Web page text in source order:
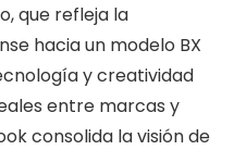
que refleja la
hacia un modelo BX
y creatividad
entre marcas y
consolida la visión de